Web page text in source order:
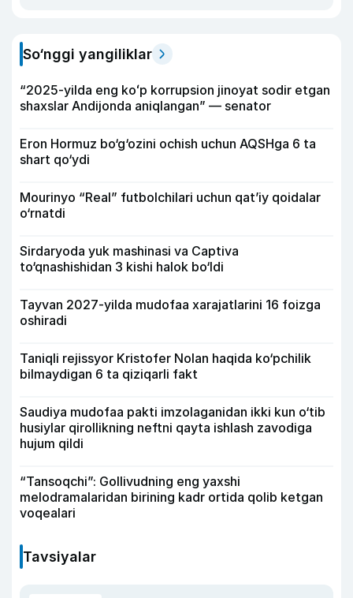
So‘nggi yangiliklar
“2025-yilda eng koʻp korrupsion jinoyat sodir etgan
shaxslar Andijonda aniqlangan” — senator
Eron Hormuz bo‘g‘ozini ochish uchun AQSHga 6 ta
shart qo‘ydi
Mourinyo “Real” futbolchilari uchun qat’iy qoidalar
o‘rnatdi
Sirdaryoda yuk mashinasi va Captiva
to‘qnashishidan 3 kishi halok bo‘ldi
Tayvan 2027-yilda mudofaa xarajatlarini 16 foizga
oshiradi
Taniqli rejissyor Kristofer Nolan haqida ko‘pchilik
bilmaydigan 6 ta qiziqarli fakt
Saudiya mudofaa pakti imzolaganidan ikki kun o‘tib
husiylar qirollikning neftni qayta ishlash zavodiga
hujum qildi
“Tansoqchi”: Gollivudning eng yaxshi
melodramalaridan birining kadr ortida qolib ketgan
voqealari
Tavsiyalar